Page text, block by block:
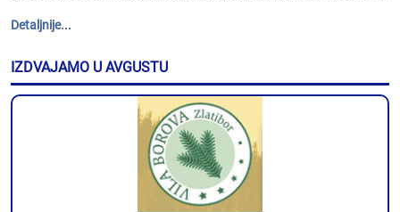
Detaljnije...
IZDVAJAMO U AVGUSTU